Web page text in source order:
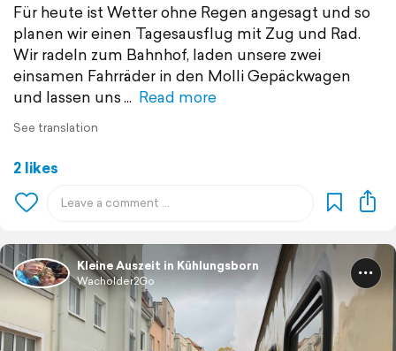
Für heute ist Wetter ohne Regen angesagt und so
planen wir einen Tagesausflug mit Zug und Rad.
Wir radeln zum Bahnhof, laden unsere zwei
einsamen Fahrräder in den Molli Gepäckwagen
und lassen uns
Read more
See translation
2 likes
Kleine Auszeit in Kühlungsborn
Wacholder2Go